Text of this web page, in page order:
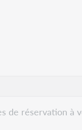
de réservation